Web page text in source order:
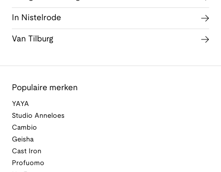
In Nistelrode
Van Tilburg
Populaire merken
YAYA
Studio Anneloes
Cambio
Geisha
Cast Iron
Profuomo